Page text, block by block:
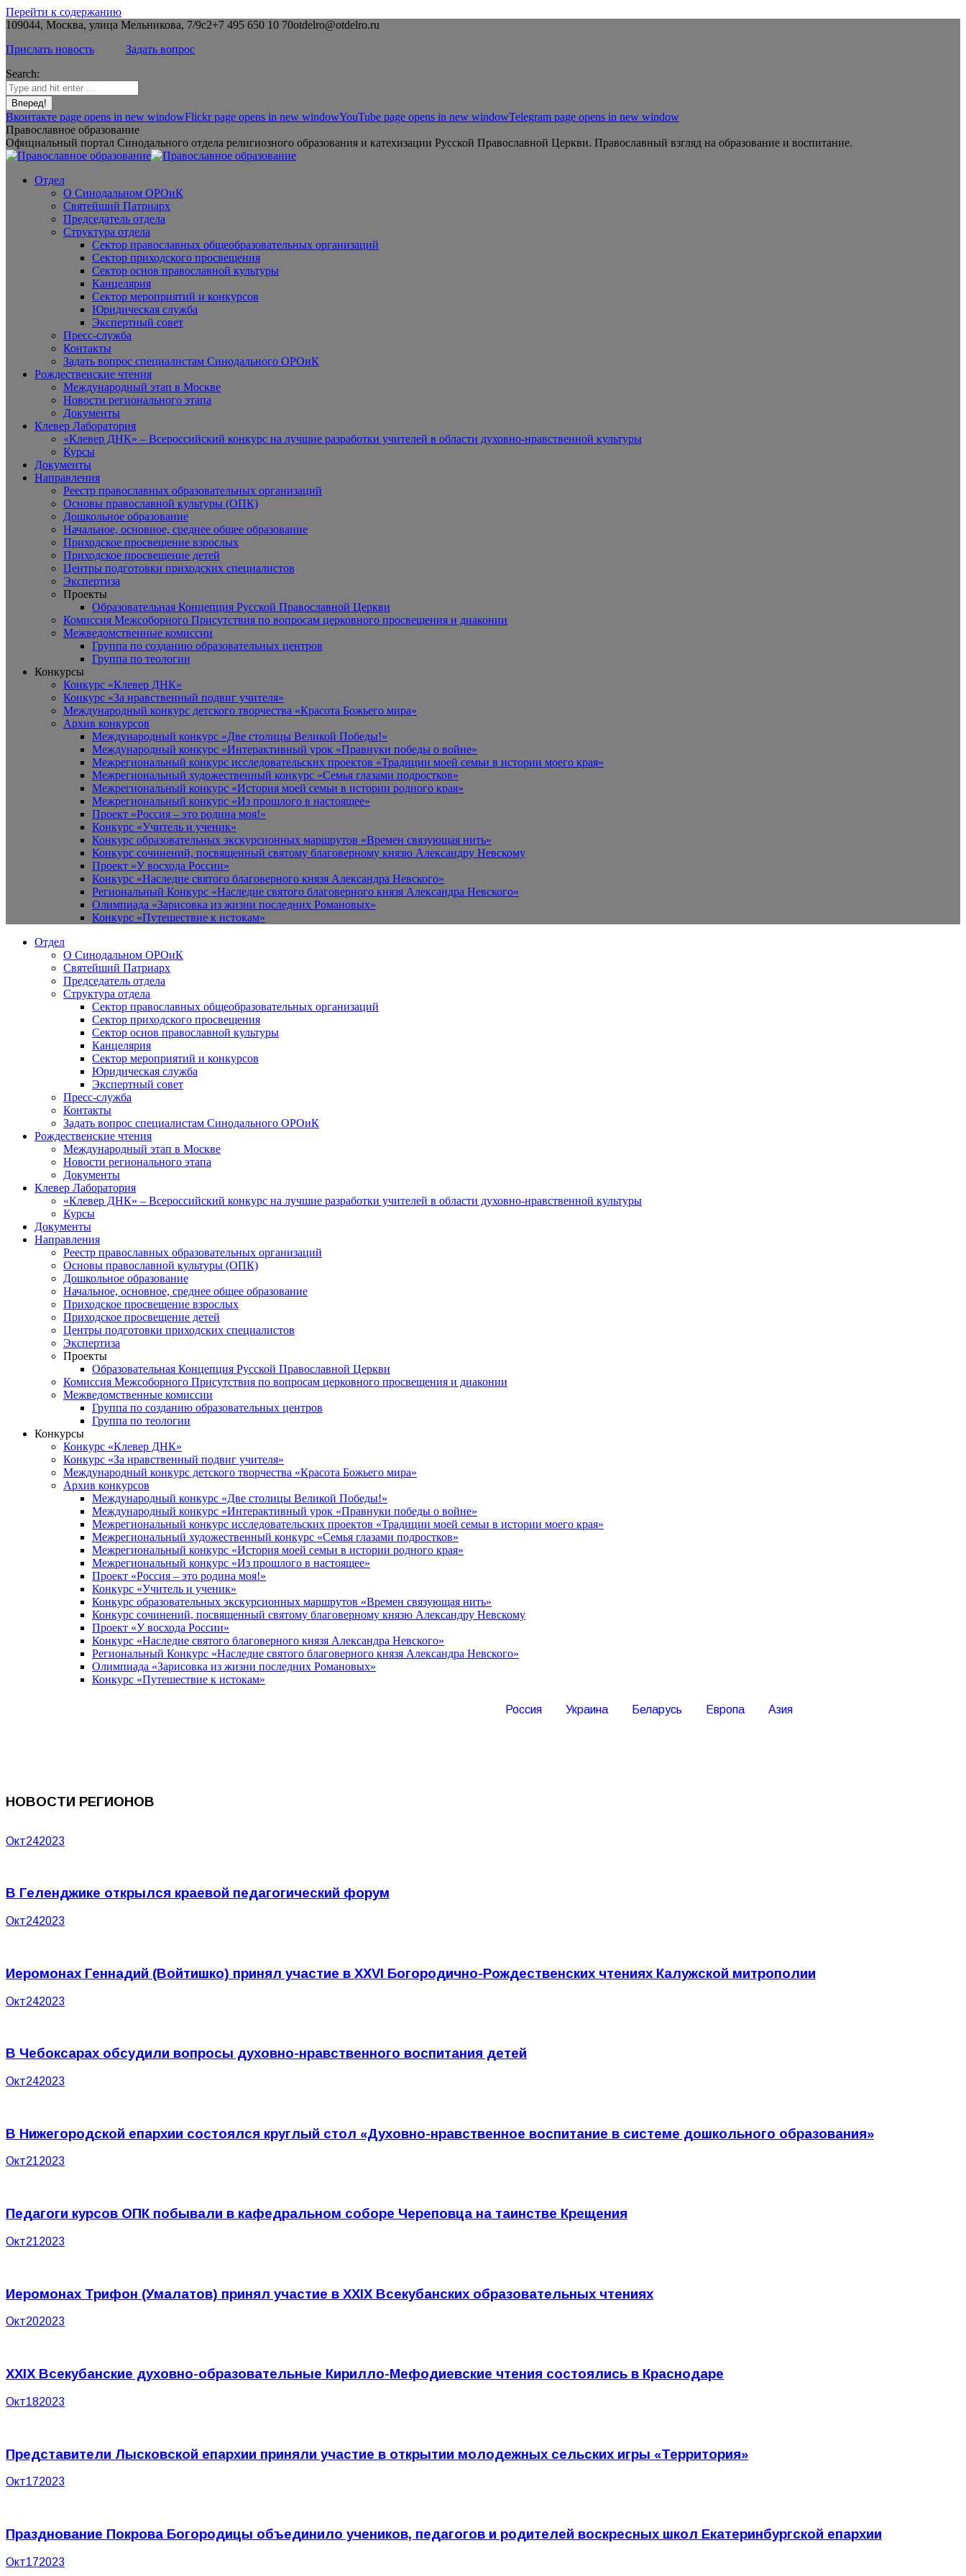
Перейти к содержанию
109044, Москва, улица Мельникова, 7/9с2+7 495 650 10 70otdelro@otdelro.ru
Прислать новость
Задать вопрос
Search:
Вконтакте page opens in new windowFlickr page opens in new windowYouTube page opens in new windowTelegram page opens in new window
Православное образование
Официальный портал Синодального отдела религиозного образования и катехизации Русской Православной Церкви. Православный взгляд на образование и воспитание.
Отдел
О Синодальном ОРОиК
Святейший Патриарх
Председатель отдела
Структура отдела
Сектор православных общеобразовательных организаций
Сектор приходского просвещения
Сектор основ православной культуры
Канцелярия
Сектор мероприятий и конкурсов
Юридическая служба
Экспертный совет
Пресс-служба
Контакты
Задать вопрос специалистам Синодального ОРОиК
Рождественские чтения
Международный этап в Москве
Новости регионального этапа
Документы
Клевер Лаборатория
«Клевер ДНК» – Всероссийский конкурс на лучшие разработки учителей в области духовно-нравственной культуры
Курсы
Документы
Направления
Реестр православных образовательных организаций
Основы православной культуры (ОПК)
Дошкольное образование
Начальное, основное, среднее общее образование
Приходское просвещение взрослых
Приходское просвещение детей
Центры подготовки приходских специалистов
Экспертиза
Проекты
Образовательная Концепция Русской Православной Церкви
Комиссия Межсоборного Присутствия по вопросам церковного просвещения и диаконии
Межведомственные комиссии
Группа по созданию образовательных центров
Группа по теологии
Конкурсы
Конкурс «Клевер ДНК»
Конкурс «За нравственный подвиг учителя»
Международный конкурс детского творчества «Красота Божьего мира»
Архив конкурсов
Международный конкурс «Две столицы Великой Победы!»
Международный конкурс «Интерактивный урок «Правнуки победы о войне»
Межрегиональный конкурс исследовательских проектов «Традиции моей семьи в истории моего края»
Межрегиональный художественный конкурс «Семья глазами подростков»
Межрегиональный конкурс «История моей семьи в истории родного края»
Межрегиональный конкурс «Из прошлого в настоящее»
Проект «Россия – это родина моя!»
Конкурс «Учитель и ученик»
Конкурс образовательных экскурсионных маршрутов «Времен связующая нить»
Конкурс сочинений, посвященный святому благоверному князю Александру Невскому
Проект «У восхода России»
Конкурс «Наследие святого благоверного князя Александра Невского»
Региональный Конкурс «Наследие святого благоверного князя Александра Невского»
Олимпиада «Зарисовка из жизни последних Романовых»
Конкурс «Путешествие к истокам»
Отдел
О Синодальном ОРОиК
Святейший Патриарх
Председатель отдела
Структура отдела
Сектор православных общеобразовательных организаций
Сектор приходского просвещения
Сектор основ православной культуры
Канцелярия
Сектор мероприятий и конкурсов
Юридическая служба
Экспертный совет
Пресс-служба
Контакты
Задать вопрос специалистам Синодального ОРОиК
Рождественские чтения
Международный этап в Москве
Новости регионального этапа
Документы
Клевер Лаборатория
«Клевер ДНК» – Всероссийский конкурс на лучшие разработки учителей в области духовно-нравственной культуры
Курсы
Документы
Направления
Реестр православных образовательных организаций
Основы православной культуры (ОПК)
Дошкольное образование
Начальное, основное, среднее общее образование
Приходское просвещение взрослых
Приходское просвещение детей
Центры подготовки приходских специалистов
Экспертиза
Проекты
Образовательная Концепция Русской Православной Церкви
Комиссия Межсоборного Присутствия по вопросам церковного просвещения и диаконии
Межведомственные комиссии
Группа по созданию образовательных центров
Группа по теологии
Конкурсы
Конкурс «Клевер ДНК»
Конкурс «За нравственный подвиг учителя»
Международный конкурс детского творчества «Красота Божьего мира»
Архив конкурсов
Международный конкурс «Две столицы Великой Победы!»
Международный конкурс «Интерактивный урок «Правнуки победы о войне»
Межрегиональный конкурс исследовательских проектов «Традиции моей семьи в истории моего края»
Межрегиональный художественный конкурс «Семья глазами подростков»
Межрегиональный конкурс «История моей семьи в истории родного края»
Межрегиональный конкурс «Из прошлого в настоящее»
Проект «Россия – это родина моя!»
Конкурс «Учитель и ученик»
Конкурс образовательных экскурсионных маршрутов «Времен связующая нить»
Конкурс сочинений, посвященный святому благоверному князю Александру Невскому
Проект «У восхода России»
Конкурс «Наследие святого благоверного князя Александра Невского»
Региональный Конкурс «Наследие святого благоверного князя Александра Невского»
Олимпиада «Зарисовка из жизни последних Романовых»
Конкурс «Путешествие к истокам»
Россия Украина Беларусь Европа Азия
НОВОСТИ РЕГИОНОВ
Окт242023
В Геленджике открылся краевой педагогический форум
Окт242023
Иеромонах Геннадий (Войтишко) принял участие в XXVI Богородично-Рождественских чтениях Калужской митрополии
Окт242023
В Чебоксарах обсудили вопросы духовно-нравственного воспитания детей
Окт242023
В Нижегородской епархии состоялся круглый стол «Духовно-нравственное воспитание в системе дошкольного образования»
Окт212023
Педагоги курсов ОПК побывали в кафедральном соборе Череповца на таинстве Крещения
Окт212023
Иеромонах Трифон (Умалатов) принял участие в XXIX Всекубанских образовательных чтениях
Окт202023
XXIX Всекубанские духовно-образовательные Кирилло-Мефодиевские чтения состоялись в Краснодаре
Окт182023
Представители Лысковской епархии приняли участие в открытии молодежных сельских игры «Территория»
Окт172023
Празднование Покрова Богородицы объединило учеников, педагогов и родителей воскресных школ Екатеринбургской епархии
Окт172023